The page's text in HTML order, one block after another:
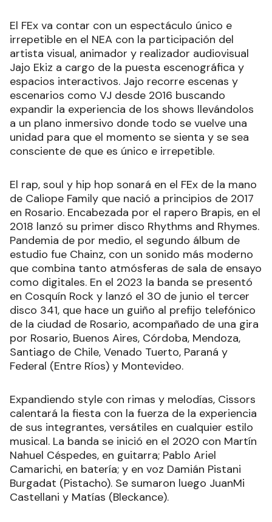
El FEx va contar con un espectáculo único e
irrepetible en el NEA con la participación del
artista visual, animador y realizador audiovisual
Jajo Ekiz a cargo de la puesta escenográfica y
espacios interactivos. Jajo recorre escenas y
escenarios como VJ desde 2016 buscando
expandir la experiencia de los shows llevándolos
a un plano inmersivo donde todo se vuelve una
unidad para que el momento se sienta y se sea
consciente de que es único e irrepetible.
El rap, soul y hip hop sonará en el FEx de la mano
de Caliope Family que nació a principios de 2017
en Rosario. Encabezada por el rapero Brapis, en el
2018 lanzó su primer disco Rhythms and Rhymes.
Pandemia de por medio, el segundo álbum de
estudio fue Chainz, con un sonido más moderno
que combina tanto atmósferas de sala de ensayo
como digitales. En el 2023 la banda se presentó
en Cosquín Rock y lanzó el 30 de junio el tercer
disco 341, que hace un guiño al prefijo telefónico
de la ciudad de Rosario, acompañado de una gira
por Rosario, Buenos Aires, Córdoba, Mendoza,
Santiago de Chile, Venado Tuerto, Paraná y
Federal (Entre Ríos) y Montevideo.
Expandiendo style con rimas y melodías, Cissors
calentará la fiesta con la fuerza de la experiencia
de sus integrantes, versátiles en cualquier estilo
musical. La banda se inició en el 2020 con Martín
Nahuel Céspedes, en guitarra; Pablo Ariel
Camarichi, en batería; y en voz Damián Pistani
Burgadat (Pistacho). Se sumaron luego JuanMi
Castellani y Matías (Bleckance).